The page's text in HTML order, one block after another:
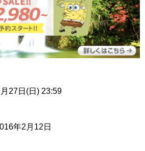
27日(日) 23:59
年2月12日